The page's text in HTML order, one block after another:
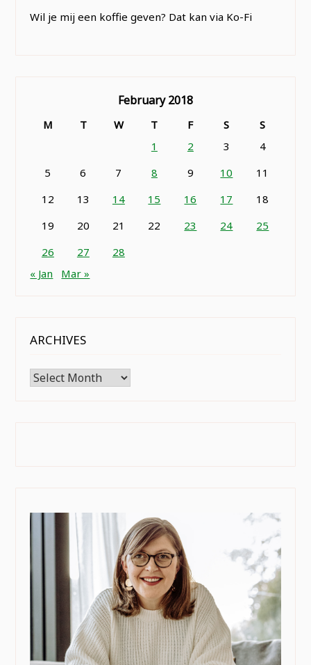
Wil je mij een koffie geven? Dat kan via Ko-Fi
February 2018
M T W T F S
S
1
2 3
4
5
6 7 8 9 10
11
12
13 14 15 16 17
18
19
20 21 22 23 24
25
26
27
28
« Jan
Mar »
ARCHIVES
Archives